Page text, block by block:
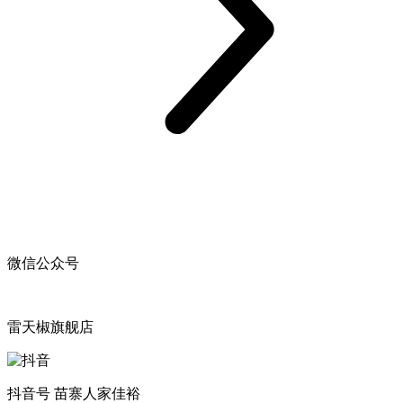
微信公众号
雷天椒旗舰店
抖音号 苗寨人家佳裕